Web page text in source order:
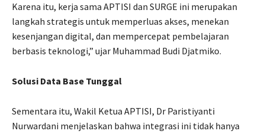
Karena itu, kerja sama APTISI dan SURGE ini merupakan
langkah strategis untuk memperluas akses, menekan
kesenjangan digital, dan mempercepat pembelajaran
berbasis teknologi,” ujar Muhammad Budi Djatmiko.
Solusi Data Base Tunggal
Sementara itu, Wakil Ketua APTISI, Dr Paristiyanti
Nurwardani menjelaskan bahwa integrasi ini tidak hanya